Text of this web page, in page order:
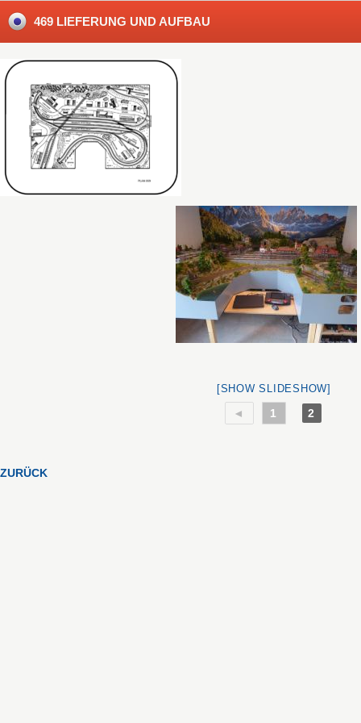
469 LIEFERUNG UND AUFBAU
[SHOW SLIDESHOW]
◄ 1 2
ZURÜCK